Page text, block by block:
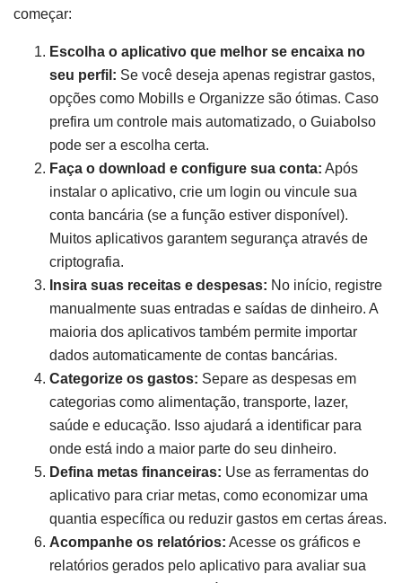
começar:
Escolha o aplicativo que melhor se encaixa no
seu perfil: Se você deseja apenas registrar gastos,
opções como Mobills e Organizze são ótimas. Caso
prefira um controle mais automatizado, o Guiabolso
pode ser a escolha certa.
Faça o download e configure sua conta: Após
instalar o aplicativo, crie um login ou vincule sua
conta bancária (se a função estiver disponível).
Muitos aplicativos garantem segurança através de
criptografia.
Insira suas receitas e despesas: No início, registre
manualmente suas entradas e saídas de dinheiro. A
maioria dos aplicativos também permite importar
dados automaticamente de contas bancárias.
Categorize os gastos: Separe as despesas em
categorias como alimentação, transporte, lazer,
saúde e educação. Isso ajudará a identificar para
onde está indo a maior parte do seu dinheiro.
Defina metas financeiras: Use as ferramentas do
aplicativo para criar metas, como economizar uma
quantia específica ou reduzir gastos em certas áreas.
Acompanhe os relatórios: Acesse os gráficos e
relatórios gerados pelo aplicativo para avaliar sua